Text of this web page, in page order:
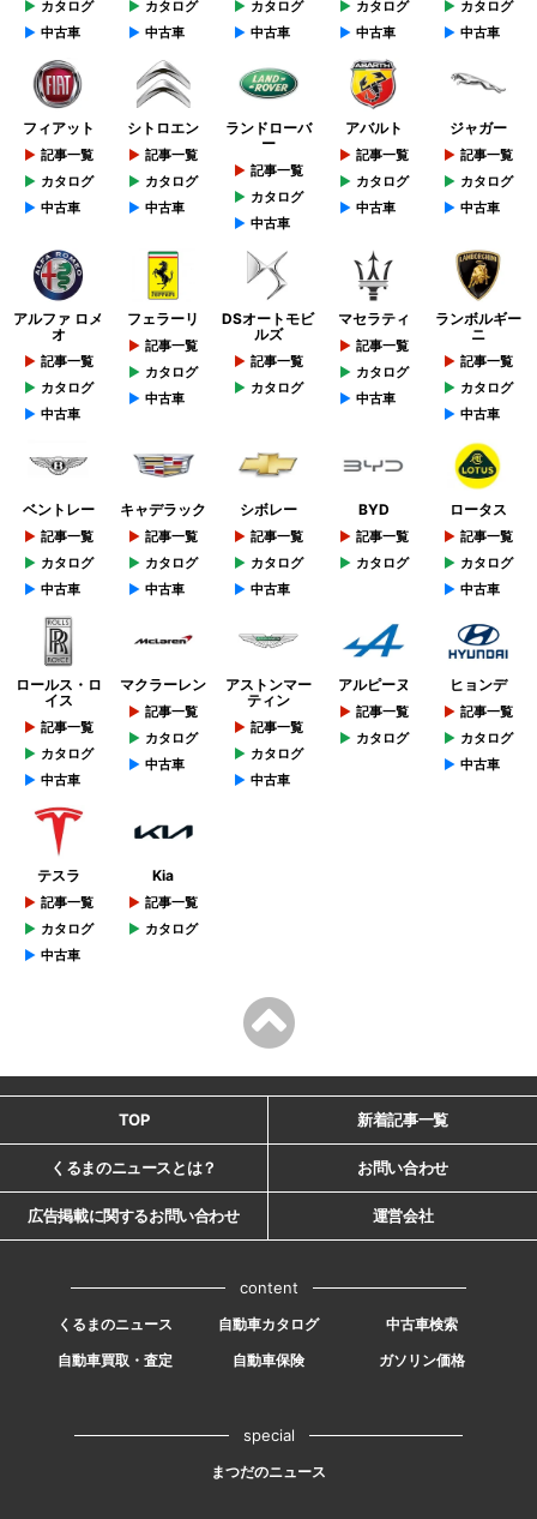
カタログ
中古車
カタログ
中古車
カタログ
中古車
カタログ
中古車
カタログ
中古車
フィアット
記事一覧
カタログ
中古車
シトロエン
記事一覧
カタログ
中古車
ランドローバ
ー
記事一覧
カタログ
中古車
アバルト
記事一覧
カタログ
中古車
ジャガー
記事一覧
カタログ
中古車
アルファ ロメ
オ
記事一覧
カタログ
中古車
フェラーリ
記事一覧
カタログ
中古車
DSオートモビ
ルズ
記事一覧
カタログ
マセラティ
記事一覧
カタログ
中古車
ランボルギー
ニ
記事一覧
カタログ
中古車
ベントレー
記事一覧
カタログ
中古車
キャデラック
記事一覧
カタログ
中古車
シボレー
記事一覧
カタログ
中古車
BYD
記事一覧
カタログ
ロータス
記事一覧
カタログ
中古車
ロールス・ロ
イス
記事一覧
カタログ
中古車
マクラーレン
記事一覧
カタログ
中古車
アストンマー
ティン
記事一覧
カタログ
中古車
アルピーヌ
記事一覧
カタログ
ヒョンデ
記事一覧
カタログ
中古車
テスラ
記事一覧
カタログ
中古車
Kia
記事一覧
カタログ
TOP 新着記事一覧
くるまのニュースとは？ お問い合わせ
広告掲載に関するお問い合わせ 運営会社
content
くるまのニュース 自動車カタログ
中古車検索
自動車買取・査定
自動車保険 ガソリン価格
special
まつだのニュース